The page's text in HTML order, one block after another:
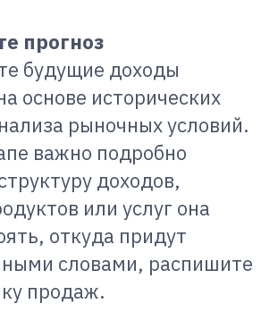
прогноз
будущие доходы
основе исторических
рыночных условий.
важно подробно
доходов,
или услуг она
откуда придут
словами, распишите
продаж.